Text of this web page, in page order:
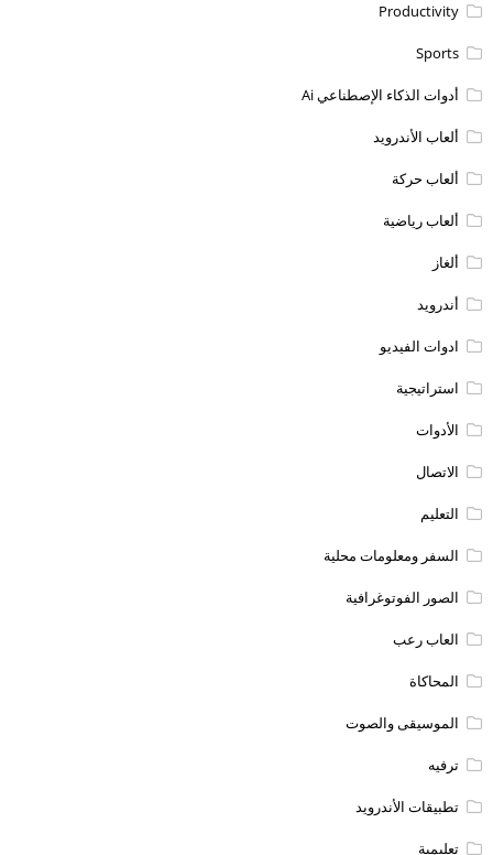
Productivity
Sports
أدوات الذكاء الإصطناعي Ai
ألعاب الأندرويد
ألعاب حركة
ألعاب رياضية
ألغاز
أندرويد
ادوات الفيديو
استراتيجية
الأدوات
الاتصال
التعليم
السفر ومعلومات محلية
الصور الفوتوغرافية
العاب رعب
المحاكاة
الموسيقى والصوت
ترفيه
تطبيقات الأندرويد
تعليمية